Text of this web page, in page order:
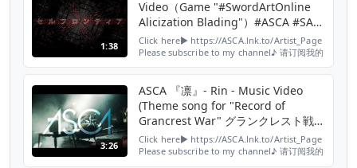
☆TVアニメ『豚のレバ...
1:38
Video（Game "#SwordArtOnline
Alicization Blading"）#ASCA #SAO
#ソードアートオンライン
Click here▶ https://ASCA.lnk.to/Artist_Page
Please subscribe to my channel♪ 请订阅我的
■ASCA SNS YouTube：
https://www.youtube.com/c/ascaSMEJ T...
3:26
ASCA 『凛』- Rin - Music Video
(Theme song for "Record of
Grancrest War" グランクレスト戦
記)
Click here▶ https://ASCA.lnk.to/Artist_Page
Please subscribe to my channel♪ 请订阅我的